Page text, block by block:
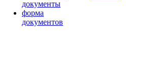
документы
форма
документов